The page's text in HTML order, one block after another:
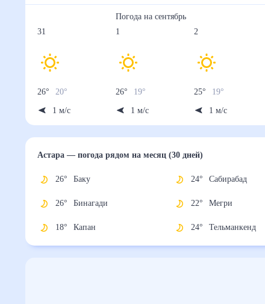
31
26° 20
1 м/с
Погода насентябрь
1
26° 19°
1 м/с
2
25° 19°
1 м/с
Астара— погода рядомна месяц (30 дней)
26° Баку
26° Бинагади
18° Капан
24° Сабирабад
22° Мегри
24° Тельманкенд